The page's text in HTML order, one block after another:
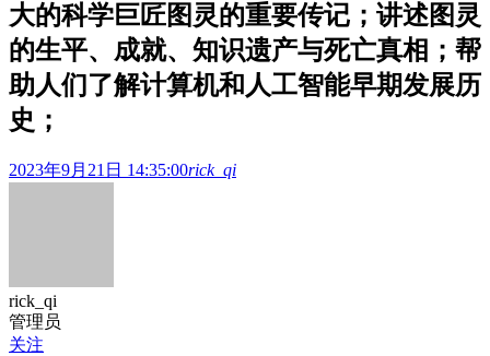
大的科学巨匠图灵的重要传记；讲述图灵
的生平、成就、知识遗产与死亡真相；帮
助人们了解计算机和人工智能早期发展历
史；
2023年9月21日 14:35:00rick_qi
rick_qi
管理员
关注